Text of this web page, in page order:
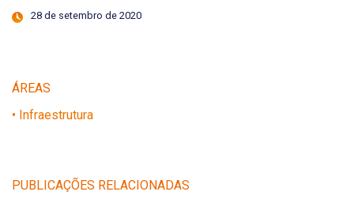
28 de setembro de 2020
ÁREAS
• Infraestrutura
PUBLICAÇÕES RELACIONADAS